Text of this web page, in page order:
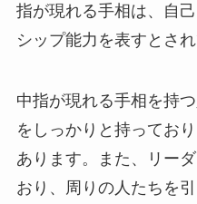
指が現れる手相は、自
シップ能力を表すとされ
中指が現れる手相を持
をしっかりと持ってお
あります。また、リー
おり、周りの人たちを